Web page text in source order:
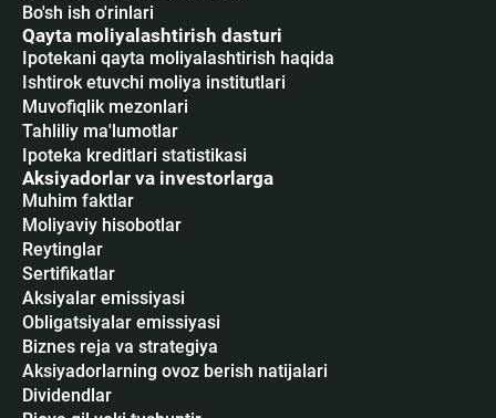
Bo'sh ish o'rinlari
Qayta moliyalashtirish dasturi
Ipotekani qayta moliyalashtirish haqida
Ishtirok etuvchi moliya institutlari
Muvofiqlik mezonlari
Tahliliy ma'lumotlar
Ipoteka kreditlari statistikasi
Aksiyadorlar va investorlarga
Muhim faktlar
Moliyaviy hisobotlar
Reytinglar
Sertifikatlar
Аksiyalar emissiyasi
Obligatsiyalar emissiyasi
Biznes reja va strategiya
Aksiyadorlarning ovoz berish natijalari
Dividendlar